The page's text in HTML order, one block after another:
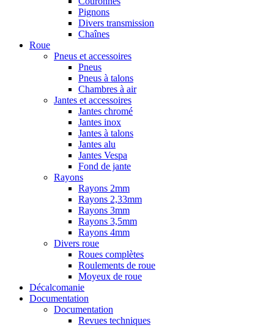
Pignons
Divers transmission
Chaînes
Roue
Pneus et accessoires
Pneus
Pneus à talons
Chambres à air
Jantes et accessoires
Jantes chromé
Jantes inox
Jantes à talons
Jantes alu
Jantes Vespa
Fond de jante
Rayons
Rayons 2mm
Rayons 2,33mm
Rayons 3mm
Rayons 3,5mm
Rayons 4mm
Divers roue
Roues complètes
Roulements de roue
Moyeux de roue
Décalcomanie
Documentation
Documentation
Revues techniques